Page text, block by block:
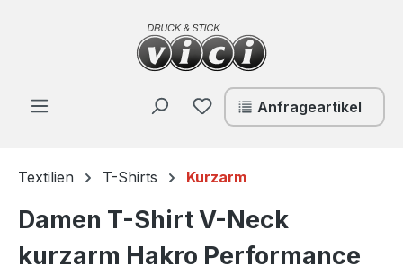
Zum Hauptinhalt springen
Du hast 0 Produkte auf
Anfrageartikel
Textilien T-Shirts Kurzarm
Damen T-Shirt V-Neck
kurzarm Hakro Performance